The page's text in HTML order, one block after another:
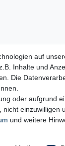
auf
Inhalte und
Die
oder aufgrund
und weitere